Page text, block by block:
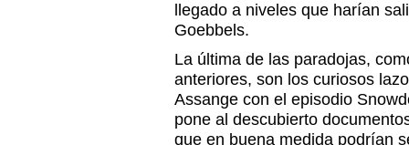
llegado a niveles que harían
Goebbels.
La última de las paradojas,
anteriores, son los curiosos
Assange con el episodio
pone al descubierto
que en buena medida podrían